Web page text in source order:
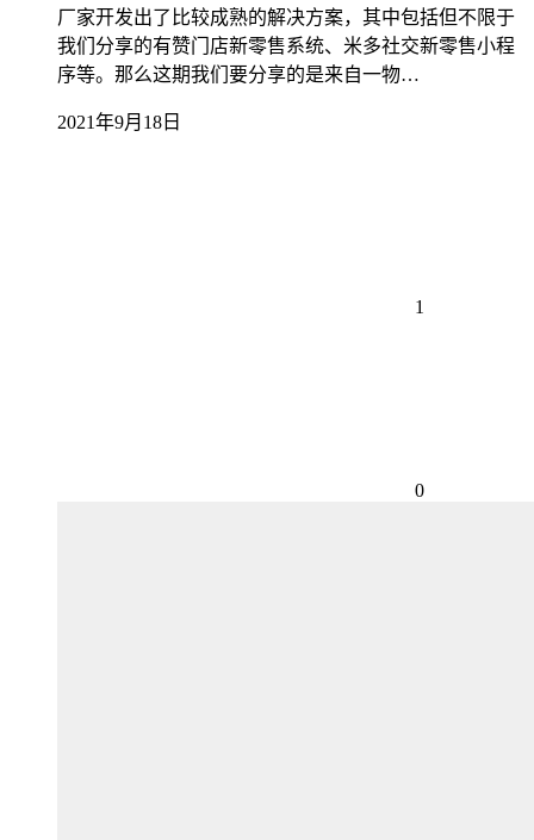
厂家开发出了比较成熟的解决方案，其中包括但不限于
我们分享的有赞门店新零售系统、米多社交新零售小程
序等。那么这期我们要分享的是来自一物…
2021年9月18日
1
0